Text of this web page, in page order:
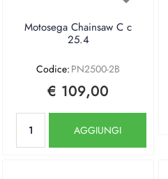
Motosega Chainsaw C c
25.4
Codice: PN2500-2B
€ 109,00
AGGIUNGI